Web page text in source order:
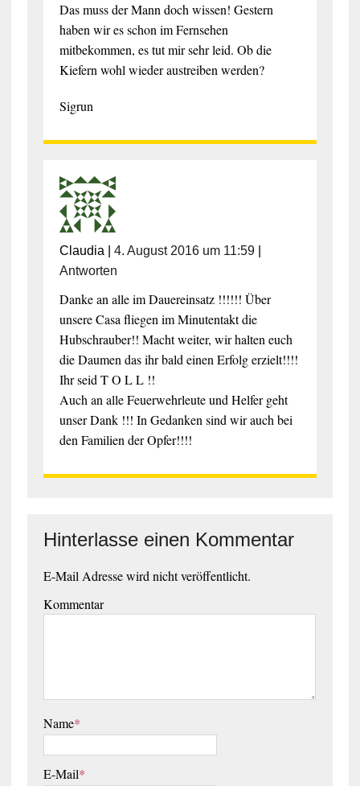
Das muss der Mann doch wissen! Gestern
haben wir es schon im Fernsehen
mitbekommen, es tut mir sehr leid. Ob die
Kiefern wohl wieder austreiben werden?
Sigrun
Claudia 4. August 2016 um 11:59|
Antworten
Danke an alle im Dauereinsatz !!!!!! Über
unsere Casa fliegen im Minutentakt die
Hubschrauber!! Macht weiter, wir halten euch
die Daumen das ihr bald einen Erfolg erzielt!!!!
Ihr seid T O L L !!
Auch an alle Feuerwehrleute und Helfer geht
unser Dank !!! In Gedanken sind wir auch bei
den Familien der Opfer!!!!
Hinterlasse einen Kommentar
E-Mail Adresse wird nicht veröffentlicht.
Kommentar
Name*
E-Mail*